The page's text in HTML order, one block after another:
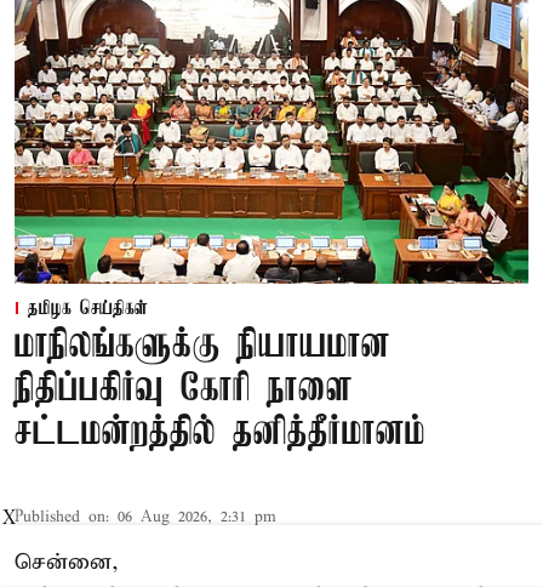
தமிழக செய்திகள்
மாநிலங்களுக்கு நியாயமான
நிதிப்பகிர்வு கோரி நாளை
சட்டமன்றத்தில் தனித்தீர்மானம்
Published on: 06 Aug 2026, 2:31 pm
சென்னை,
X